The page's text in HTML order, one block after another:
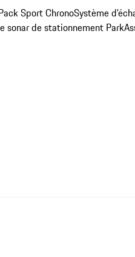
Sport ChronoSystème
sonar de stationnement